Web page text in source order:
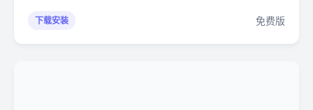
下载安装 免费版